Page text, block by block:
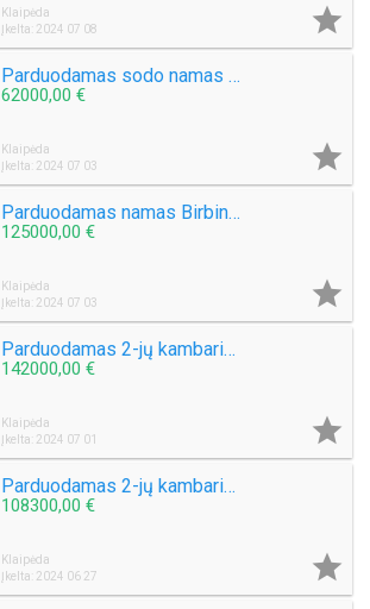
Klaipėda
Įkelta: 2024 07 08

Parduodamas sodo namas Kulių k.
62000,00 €
Klaipėda
Įkelta: 2024 07 03

Parduodamas namas Birbinčių k.
125000,00 €
Klaipėda
Įkelta: 2024 07 03

Parduodamas 2-jų kambarių butas Šaulių g.
142000,00 €
Klaipėda
Įkelta: 2024 07 01

Parduodamas 2-jų kambarių su holu butas Vaidaugų g.
108300,00 €
Klaipėda
Įkelta: 2024 06 27
